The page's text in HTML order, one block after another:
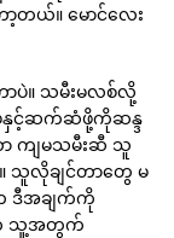
ာ့တယ်။ မောင်လေး
ပဲ။ သမီးမလစ်လို့
နှင့်ဆက်ဆံဖို့ကိုဆန္ဒ
ာ ကျမသမီးဆီ သူ
သူလိုချင်တာတွေ မ
ဒီအချက်ကို
က သူ့အတွက်